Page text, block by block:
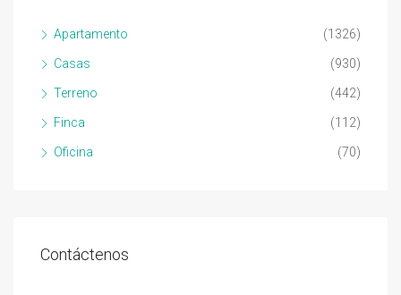
Apartamento (1326)
Casas (930)
Terreno (442)
Finca (112)
Oficina (70)
Contáctenos